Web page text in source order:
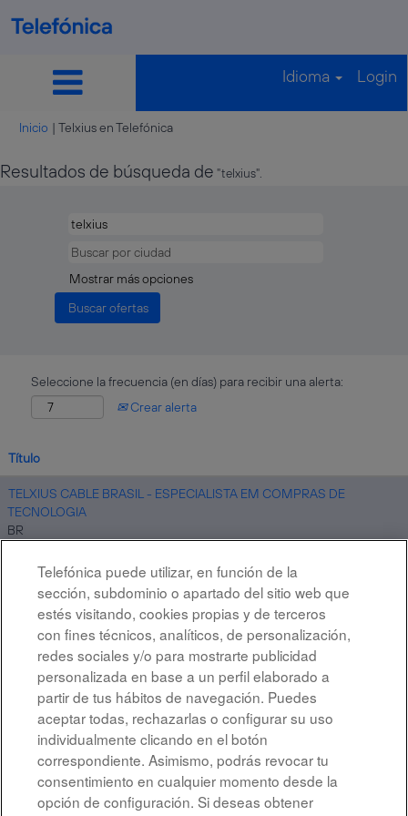
Idioma Login
Inicio | Telxius en Telefónica(página
Resultados de búsqueda de "telxius".
Mostrar más opciones
Seleccione la frecuencia (en días) para recibir una alerta:
Crear alerta
Título
TELXIUS CABLE BRASIL - ESPECIALISTA EM COMPRAS DE
TECNOLOGIA
BR
Resultados
Aviso legal
Accesibilidad
Telefónica puede utilizar, en función de la
sección, subdominio o apartado del sitio web que
estés visitando, cookies propias y de terceros
con fines técnicos, analíticos, de personalización,
redes sociales y/o para mostrarte publicidad
personalizada en base a un perfil elaborado a
partir de tus hábitos de navegación. Puedes
aceptar todas, rechazarlas o configurar su uso
individualmente clicando en el botón
correspondiente. Asimismo, podrás revocar tu
consentimiento en cualquier momento desde la
opción de configuración. Si deseas obtener